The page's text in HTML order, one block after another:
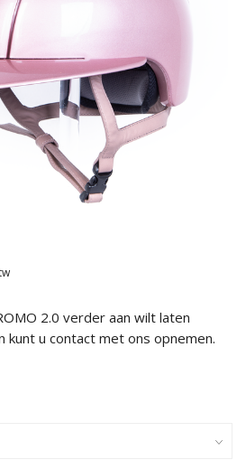
2.0 verder aan wilt laten
kunt u contact met ons opnemen.